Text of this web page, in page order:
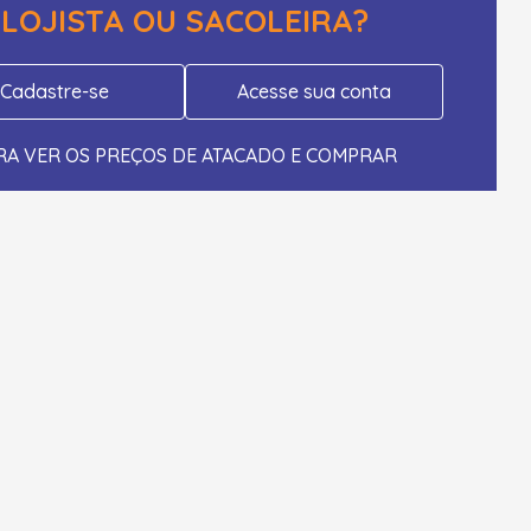
LOJISTA OU SACOLEIRA?
Cadastre-se Acesse sua conta
VER OS PREÇOS DE ATACADO E COMPRAR